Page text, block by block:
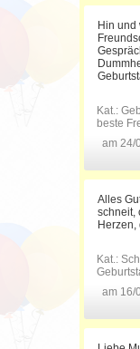
Hin und
Kat.:
beste
am 24/
Alles
schneit,
Kat.:
am 16/